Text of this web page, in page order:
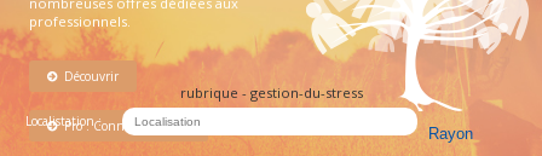
rubrique - gestion-du-stress
Localistation :
professionnels.
Découvrir
Pro : Connectez-vous !